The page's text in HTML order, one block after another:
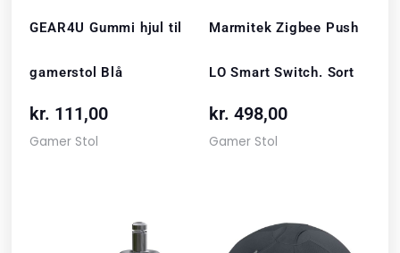
GEAR4U Gummi hjul til
gamerstol Blå
kr. 111,00
Gamer Stol
Marmitek Zigbee Push
LO Smart Switch. Sort
kr. 498,00
Gamer Stol